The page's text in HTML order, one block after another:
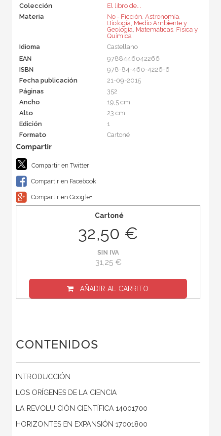
Colección
El libro de...
Materia
No - Ficción, Astronomía,
Biología, Medio Ambiente y
Geología, Matemáticas, Física y
Química
Idioma
Castellano
EAN
9788446042266
ISBN
978-84-460-4226-6
Fecha publicación
21-09-2015
Páginas
352
Ancho
19,5 cm
Alto
23 cm
Edición
1
Formato
Cartoné
Compartir en Twitter
Compartir en Facebook
Compartir en Google+
Cartoné
32,50 €
SIN IVA
31,25 €
AÑADIR AL CARRITO
CONTENIDOS
INTRODUCCIÓN
LOS ORÍGENES DE LA CIENCIA
LA REVOLU CIÓN CIENTÍFICA 14001700
HORIZONTES EN EXPANSIÓN 17001800